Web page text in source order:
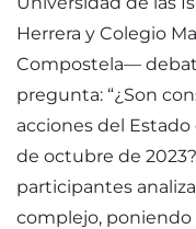
Herrera y Colegio
Compostela—
pregunta: “¿Son
acciones del
de octubre de
participantes
complejo, poniendo